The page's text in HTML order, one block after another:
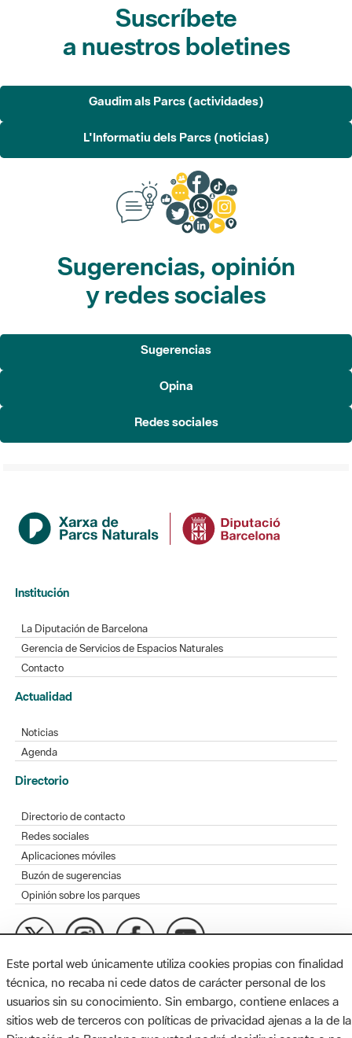
Suscríbete
a nuestros boletines
Gaudim als Parcs (actividades)
L'Informatiu dels Parcs (noticias)
Sugerencias, opinión
y redes sociales
Sugerencias
Opina
Redes sociales
Institución
La Diputación de Barcelona
Gerencia de Servicios de Espacios Naturales
Contacto
Actualidad
Noticias
Agenda
Directorio
Directorio de contacto
Redes sociales
Aplicaciones móviles
Buzón de sugerencias
Opinión sobre los parques
MAPA WEB AVISO LEGAL ACCESIBILIDAD
Diputación de Barcelona. Edifici Llacuna, 1a planta. Badajoz, 49.
08005 Barcelona. Tel. 934 022 428 / xarxaparcs@diba.cat
Este portal web únicamente utiliza cookies propias con finalidad
técnica, no recaba ni cede datos de carácter personal de los
usuarios sin su conocimiento. Sin embargo, contiene enlaces a
sitios web de terceros con políticas de privacidad ajenas a la de la